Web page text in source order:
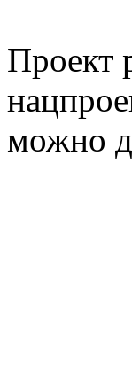
Проект
можно